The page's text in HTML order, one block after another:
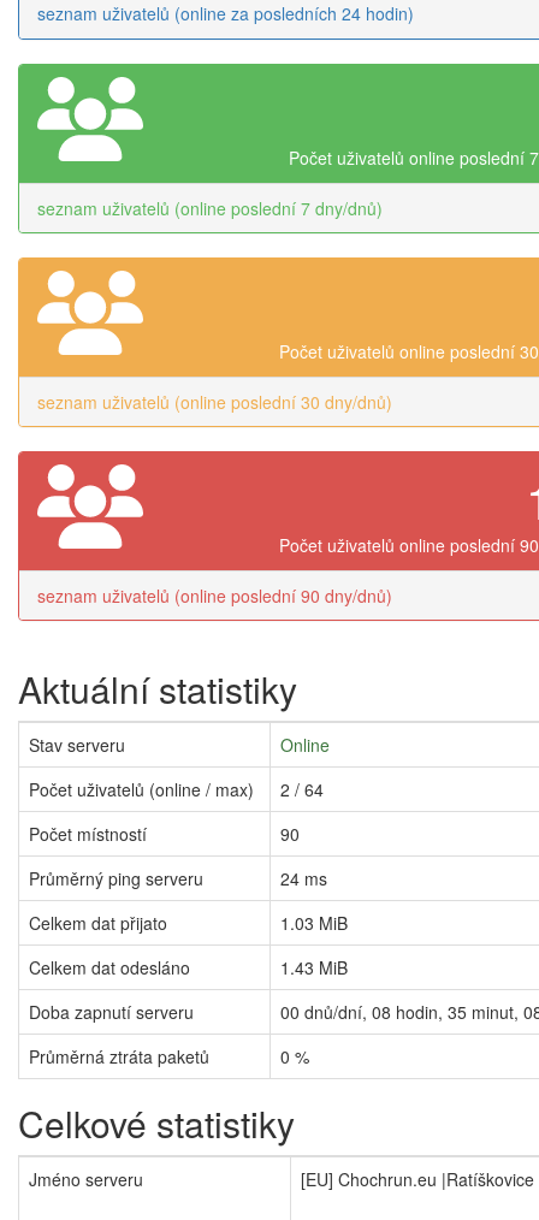
seznam uživatelů (online za posledních 24 hodin)
Počet uživatelů online poslední
seznam uživatelů (online poslední 7 dny/dnů)
Počet uživatelů online poslední
seznam uživatelů (online poslední 30 dny/dnů)
Počet uživatelů online poslední
seznam uživatelů (online poslední 90 dny/dnů)
Aktuální statistiky
Stav serveru
Online
Počet uživatelů (online / max)
2 / 64
Počet místností
90
Průměrný ping serveru
24 ms
Celkem dat přijato
1.03 MiB
Celkem dat odesláno
1.43 MiB
Doba zapnutí serveru
00 dnů/dní, 08 hodin, 35 minut,
Průměrná ztráta paketů
0 %
Celkové statistiky
Jméno serveru [EU] Chochrun.eu